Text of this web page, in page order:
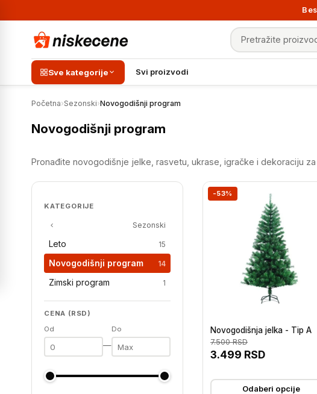
Pretraga proizvoda
Sve kategorije Svi proizvodi
Početna›Sezonski›Novogodišnji program
Novogodišnji program
Pronađite novogodišnje jelke, rasvetu, ukrase, igračke i dekoraciju
KATEGORIJE
Sezonski
Leto 15
Novogodišnji program 14
Zimski program 1
CENA (RSD)
Od
—
Do
-53%
Novogodišnja jelka - Tip A
3.499 RSD
7.500RSD
Odaberi opcije